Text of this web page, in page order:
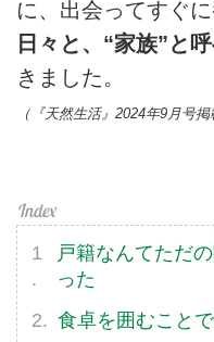
に、出会ってすぐ
日々と、“家族”と
きました。
（『天然生活』2024年9月号掲
戸籍なんてただ
った
食卓を囲むこと